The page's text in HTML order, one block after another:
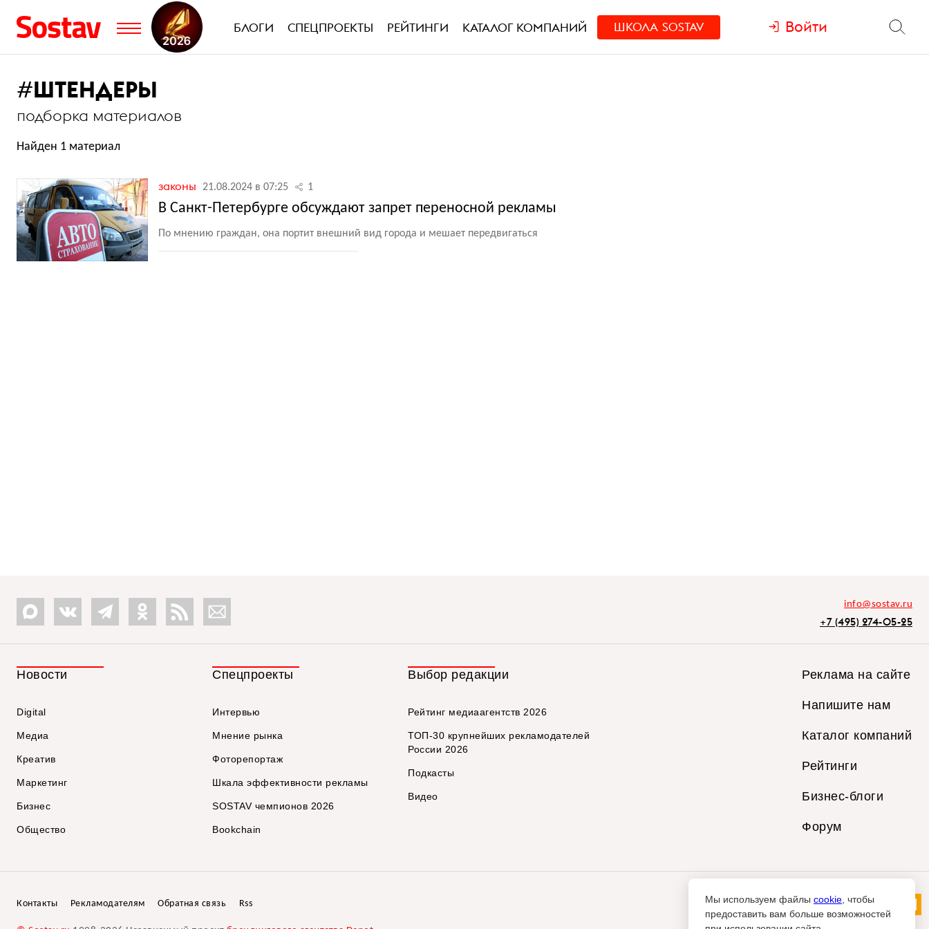
БЛОГИ СПЕЦПРОЕКТЫ РЕЙТИНГИ КАТАЛОГ КОМПАНИЙ ШКОЛА SOSTAV Войти
#ШТЕНДЕРЫ
подборка материалов
Найден 1 материал
законы 21.08.2024 в 07:25 1
В Санкт-Петербурге обсуждают запрет переносной рекламы
По мнению граждан, она портит внешний вид города и мешает передвигаться
info@sostav.ru
+7 (495) 274-05-25
Новости
Digital
Медиа
Креатив
Маркетинг
Бизнес
Общество
Спецпроекты
Интервью
Мнение рынка
Фоторепортаж
Шкала эффективности рекламы
SOSTAV чемпионов 2026
Bookchain
Выбор редакции
Рейтинг медиаагентств 2026
ТОП-30 крупнейших рекламодателей
России 2026
Подкасты
Видео
Реклама на сайте
Напишите нам
Каталог компаний
Рейтинги
Бизнес-блоги
Форум
Контакты Рекламодателям Обратная связь Rss Мы используем файлы cookie , чтобы
предоставить вам больше возможностей